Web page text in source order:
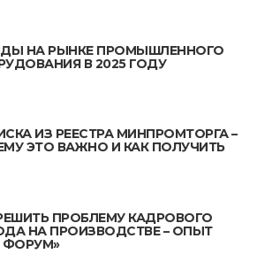
НА РЫНКЕ ПРОМЫШЛЕННОГО
В 2025 ГОДУ
ИЗ РЕЕСТРА МИНПРОМТОРГА –
ЭТО ВАЖНО И КАК ПОЛУЧИТЬ
ПРОБЛЕМУ КАДРОВОГО
НА ПРОИЗВОДСТВЕ – ОПЫТ
ФОРУМ»